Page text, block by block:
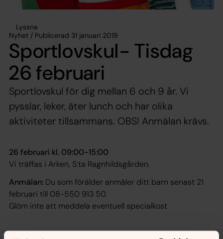
Lyssna
Nyhet / Publicerad 31 januari 2019
Sportlovskul- Tisdag
26 februari
Sportlovskul för dig mellan 6 och 9 år. Vi
pysslar, leker, äter lunch och har olika
aktiviteter tillsammans. OBS! Anmälan krävs.
26 februari kl. 09:00-15:00
Vi träffas i Arken, S:ta Ragnhildsgården.
Anmälan: Du som förälder anmäler ditt barn senast 21
februari till 08-550 913 50.
Glöm inte att meddela eventuell specialkost